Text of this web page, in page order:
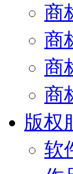
商
商
商
商
版权
软